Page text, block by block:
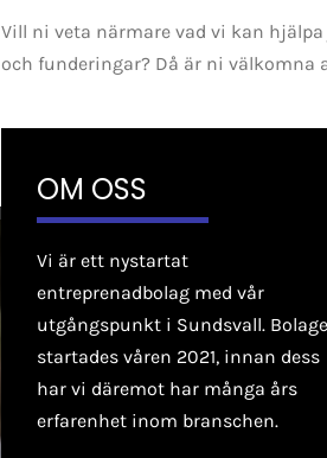
Vill ni veta närmare vad vi kan
och funderingar? Då är ni välkomna
OM OSS
Vi är ett nystartat
entreprenadbolag med vår
utgångspunkt i Sundsvall.
startades våren 2021, innan dess
har vi däremot har många års
erfarenhet inom branschen.